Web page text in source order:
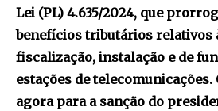
Lei (PL) 4.635/2024, que
benefícios tributários relativos
fiscalização, instalação e de
estações de telecomunicações.
agora para a sanção do